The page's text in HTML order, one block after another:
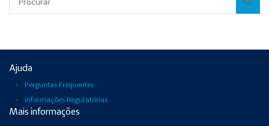
Ajuda
Perguntas Frequentes
informações Regulatórias
Mais informações